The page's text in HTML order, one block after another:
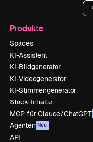
Produkte
Spaces
KI-Assistent
KI-Bildgenerator
KI-Videogenerator
KI-Stimmengenerator
Stock-Inhalte
MCP für Claude/ChatGPT
Agenten Neu
API